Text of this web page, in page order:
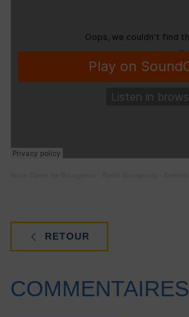
RETOUR
COMMENTAIRES